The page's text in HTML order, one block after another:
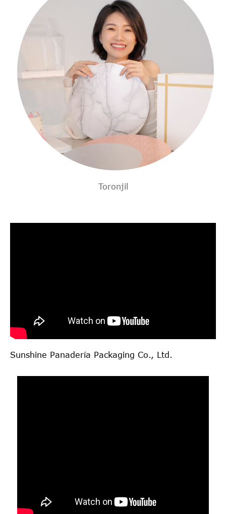
Toronjil
Sunshine Panadería Packaging Co., Ltd.